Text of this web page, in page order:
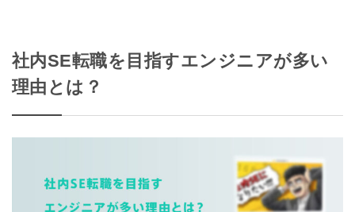
社内SE転職を目指すエンジニアが多い
理由とは？